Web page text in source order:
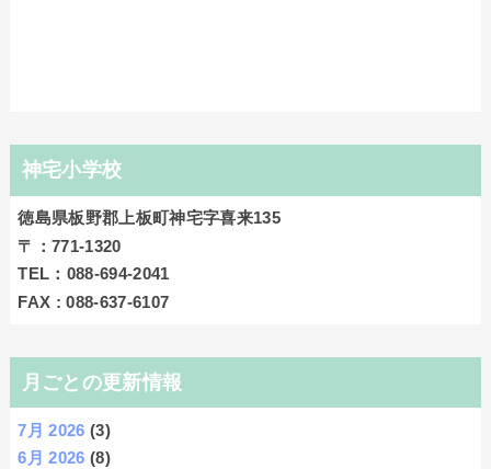
神宅小学校
徳島県板野郡上板町神宅字喜来135
〒：771‐1320
TEL：088-694-2041
FAX : 088-637-6107
月ごとの更新情報
7月 2026 (3)
6月 2026 (8)